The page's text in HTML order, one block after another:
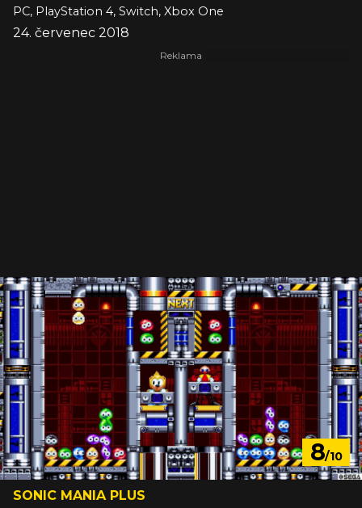
PC, PlayStation 4, Switch, Xbox One
24. červenec 2018
8/10
SONIC MANIA PLUS